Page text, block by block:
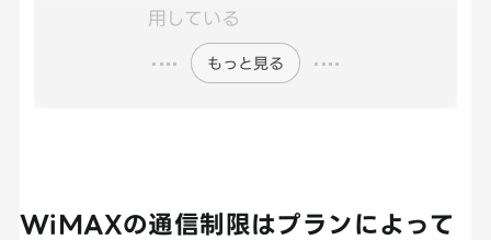
用している
もっと見る
WiMAXの通信制限はプランによって